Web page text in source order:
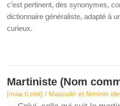
c’est pertinent, des synonymes,
dictionnaire généraliste, adapté à
curieux.
Martiniste (Nom
[maʁ.ti.nist] / Masculin et féminin